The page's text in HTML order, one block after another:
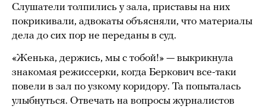
Слушатели толпились у зала, приставы на них
покрикивали, адвокаты объясняли, что материалы
дела до сих пор не переданы в суд.
«Женька, держись, мы с тобой!» — выкрикнула
знакомая режиссерки, когда Беркович все-таки
повели в зал по узкому коридору. Та попыталась
улыбнуться. Отвечать на вопросы журналистов